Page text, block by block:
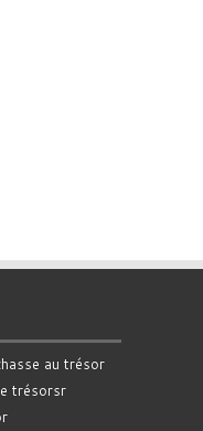
au trésor
trésorsr